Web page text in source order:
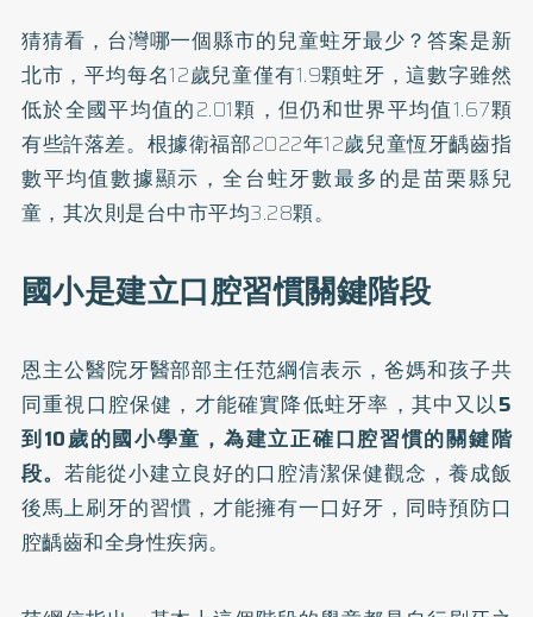
猜猜看，台灣哪一個縣市的兒童蛀牙最少？答案是新
北市，平均每名12歲兒童僅有1.9顆蛀牙，這數字雖然
低於全國平均值的2.01顆，但仍和世界平均值1.67顆
有些許落差。根據衛福部2022年12歲兒童恆牙齲齒指
數平均值數據顯示，全台蛀牙數最多的是苗栗縣兒
童，其次則是台中市平均3.28顆。
國小是建立口腔習慣關鍵階段
恩主公醫院牙醫部部主任范綱信表示，爸媽和孩子共
同重視口腔保健，才能確實降低蛀牙率，其中又以5
到10歲的國小學童，為建立正確口腔習慣的關鍵階
段。 若能從小建立良好的口腔清潔保健觀念，養成飯
後馬上刷牙的習慣，才能擁有一口好牙，同時預防口
腔齲齒和全身性疾病。